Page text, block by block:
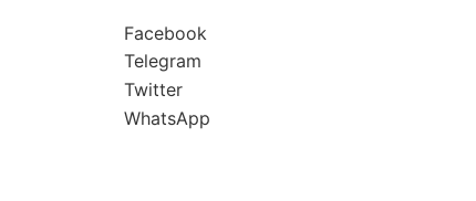
Facebook
Telegram
Twitter
WhatsApp